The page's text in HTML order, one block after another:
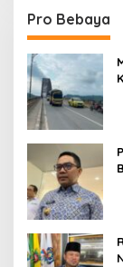
Pro Bebaya